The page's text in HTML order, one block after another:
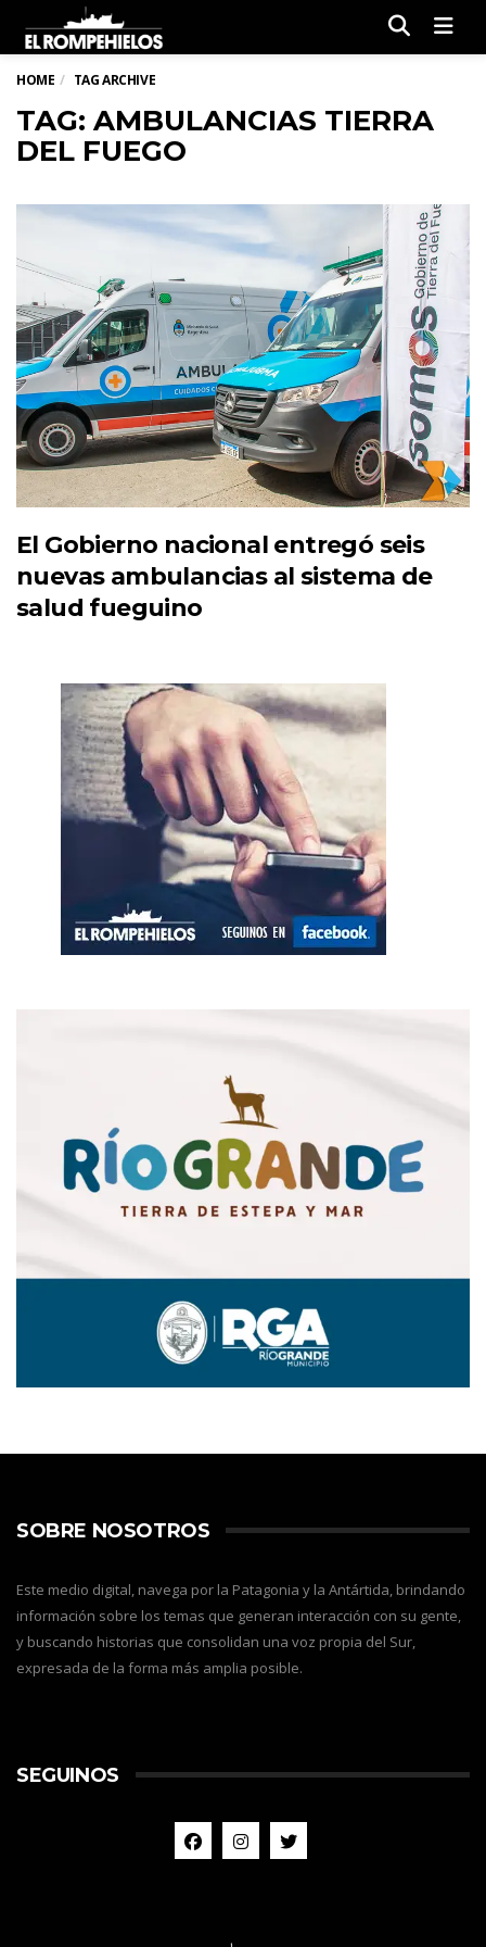
HOME TAG ARCHIVE
TAG: AMBULANCIAS TIERRA
DEL FUEGO
El Gobierno nacional entregó seis
nuevas ambulancias al sistema de
salud fueguino
SOBRE NOSOTROS
Este medio digital, navega por la Patagonia y la Antártida, brindando
información sobre los temas que generan interacción con su gente,
y buscando historias que consolidan una voz propia del Sur,
expresada de la forma más amplia posible.
SEGUINOS